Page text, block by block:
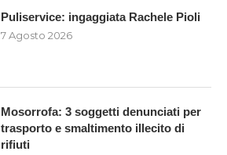
Puliservice: ingaggiata Rachele Pioli
7 Agosto 2026
Mosorrofa: 3 soggetti denunciati per
trasporto e smaltimento illecito di
rifiuti